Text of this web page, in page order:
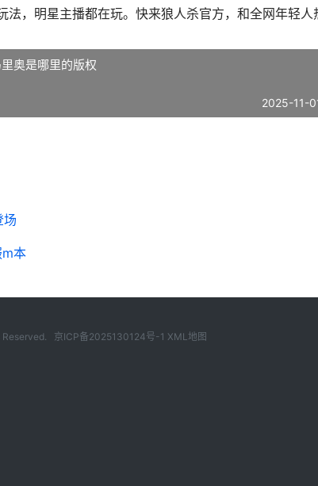
法，明星主播都在玩。快来狼人杀官方，和全网年轻人
奥是哪里的版权
2025-11-
场
m本
京ICP备2025130124号-1 XML地图